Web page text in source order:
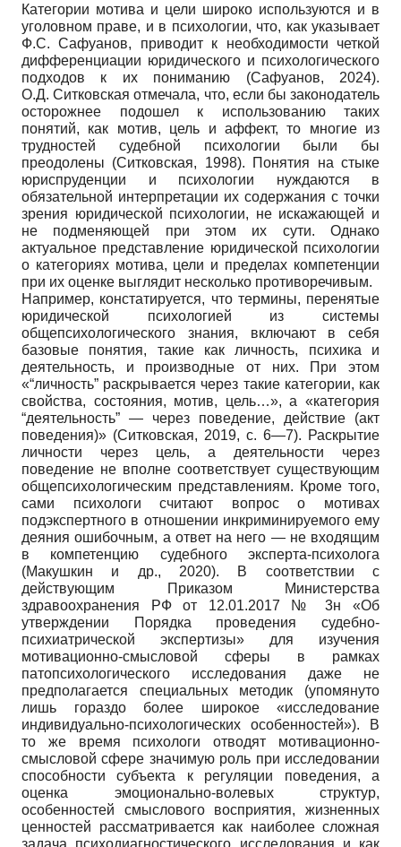
Категории мотива и цели широко используются и в
уголовном праве, и в психологии, что, как указывает
Ф.С. Сафуанов, приводит к необходимости четкой
дифференциации юридического и психологического
подходов к их пониманию (Сафуанов, 2024).
О.Д. Ситковская отмечала, что, если бы законодатель
осторожнее подошел к использованию таких
понятий, как мотив, цель и аффект, то многие из
трудностей судебной психологии были бы
преодолены (Ситковская, 1998). Понятия на стыке
юриспруденции и психологии нуждаются в
обязательной интерпретации их содержания с точки
зрения юридической психологии, не искажающей и
не подменяющей при этом их сути. Однако
актуальное представление юридической психологии
о категориях мотива, цели и пределах компетенции
при их оценке выглядит несколько противоречивым.
Например, констатируется, что термины, перенятые
юридической психологией из системы
общепсихологического знания, включают в себя
базовые понятия, такие как личность, психика и
деятельность, и производные от них. При этом
«“личность” раскрывается через такие категории, как
свойства, состояния, мотив, цель…», а «категория
“деятельность” — через поведение, действие (акт
поведения)» (Ситковская, 2019, с. 6—7). Раскрытие
личности через цель, а деятельности через
поведение не вполне соответствует существующим
общепсихологическим представлениям. Кроме того,
сами психологи считают вопрос о мотивах
подэкспертного в отношении инкриминируемого ему
деяния ошибочным, а ответ на него — не входящим
в компетенцию судебного эксперта-психолога
(Макушкин и др., 2020). В соответствии с
действующим Приказом Министерства
здравоохранения РФ от 12.01.2017 № 3н «Об
утверждении Порядка проведения судебно-
психиатрической экспертизы» для изучения
мотивационно-смысловой сферы в рамках
патопсихологического исследования даже не
предполагается специальных методик (упомянуто
лишь гораздо более широкое «исследование
индивидуально-психологических особенностей»). В
то же время психологи отводят мотивационно-
смысловой сфере значимую роль при исследовании
способности субъекта к регуляции поведения, а
оценка эмоционально-волевых структур,
особенностей смыслового восприятия, жизненных
ценностей рассматривается как наиболее сложная
задача психодиагностического исследования и как